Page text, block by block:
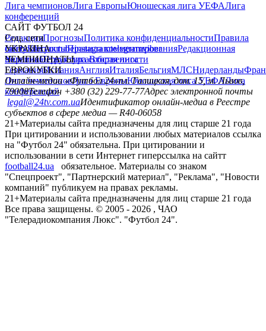
Лига чемпионовЛига ЕвропыЮношеская лига УЕФАЛига
конференций
САЙТ ФУТБОЛ 24
РедакцияПрогнозыПолитика конфиденциальностиПравила
сайтуКонтактыПравила комментированияРедакционная
политикаСтруктура собственности
Соц. сети
facebookxyoutubeinstagramtelegramviber
УКРАИНА
УкраинаПервая лигаВторая лига
ЧЕМПИОНАТЫ
ГерманияИспанияАнглияИталияБельгияМЛСНидерланды
ЕВРОКУБКИ
Лига чемпионовЛига ЕвропыЮношеская лига УЕФАЛига
конференций
Онлайн-медиа «Футбол 24»пл. Галицкая, дом. 15, м. Львов,
79008Телефон +380 (32) 229-77-77Адрес электронной почты
legal@24tv.com.uaИдентификатор онлайн-медиа в Реестре
субъектов в сфере медиа — R40-06058
21+Материалы сайта предназначены для лиц старше 21 года
При цитировании и использовании любых материалов ссылка
на "Футбол 24" обязательна. При цитировании и
использовании в сети Интернет гиперссылка на сайтт
football24.ua
обязательное. Материалы со знаком
"Спецпроект", "Партнерский материал", "Реклама", "Новости
компаний" публикуем на правах рекламы.
21+Материалы сайта предназначены для лиц старше 21 года
Все права защищены. © 2005 - 2026 , ЧАО
"Телерадиокомпания Люкс". "Футбол 24".